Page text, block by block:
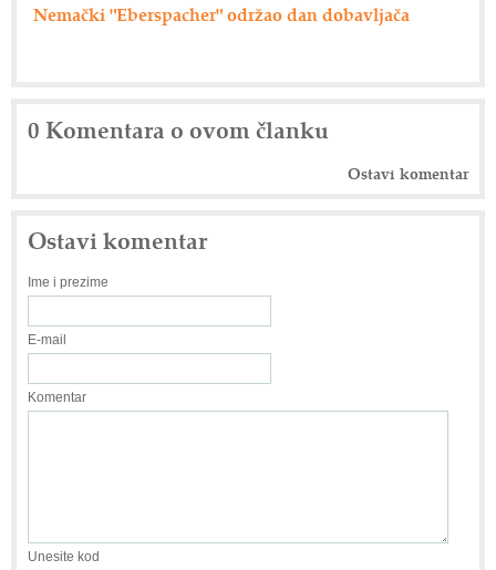
Axiom Tech d.o.o. - Siemensova rešenja
0 Komentara o ovom članku
Ostavi komentar
Ostavi komentar
Ime i prezime
E-mail
Komentar
Unesite kod